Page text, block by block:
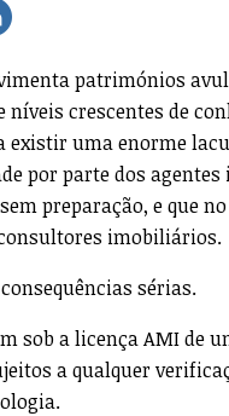
patrimónios
níveis crescentes de
existir uma enorme
por parte dos
preparação, e que
imobiliários.
sérias.
sob a licença AMI de
a qualquer